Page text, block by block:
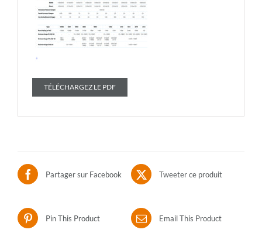
TÉLÉCHARGEZ LE PDF
Partager sur Facebook Tweeter ce produit
Pin This Product Email This Product